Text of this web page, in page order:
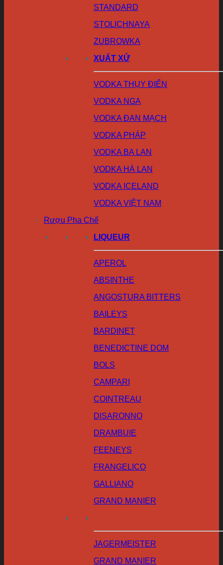
STANDARD
STOLICHNAYA
ZUBROWKA
XUẤT XỨ
VODKA THỤY ĐIỂN
VODKA NGA
VODKA ĐAN MẠCH
VODKA PHÁP
VODKA BA LAN
VODKA HÀ LAN
VODKA ICELAND
VODKA VIỆT NAM
Rượu Pha Chế
LIQUEUR
APEROL
ABSINTHE
ANGOSTURA BITTERS
BAILEYS
BARDINET
BENEDICTINE DOM
BOLS
CAMPARI
COINTREAU
DISARONNO
DRAMBUIE
FEENEYS
FRANGELICO
GALLIANO
GRAND MANIER
JAGERMEISTER
GRAND MANIER